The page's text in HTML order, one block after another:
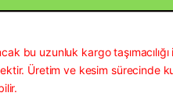
bu uzunluk kargo
Üretim ve kesim sürecinde